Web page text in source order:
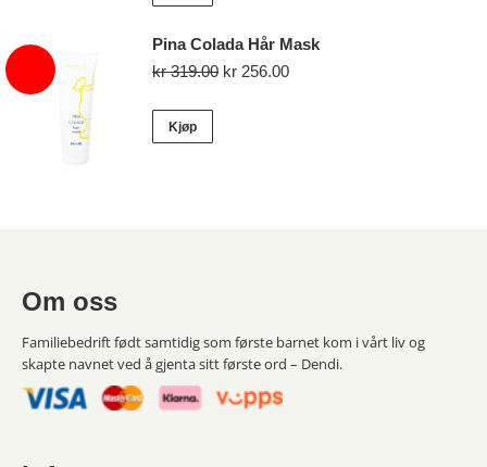
Pina Colada Hår Mask
kr319.00 Opprinnelig
kr 256.00Nåværende
Kjøp
Om oss
Familiebedrift født samtidig som første barnet kom i vårt liv og
skapte navnet ved å gjenta sitt første ord – Dendi.